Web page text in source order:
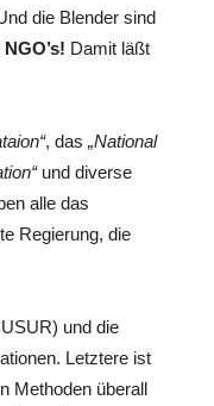
die Blender sind
Damit läßt
, das „National
und diverse
alle das
Regierung, die
und die
Letztere ist
Methoden überall